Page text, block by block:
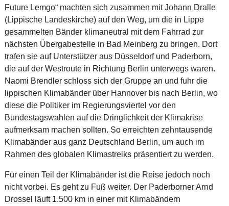
Future Lemgo“ machten sich zusammen mit Johann Dralle
(Lippische Landeskirche) auf den Weg, um die in Lippe
gesammelten Bänder klimaneutral mit dem Fahrrad zur
nächsten Übergabestelle in Bad Meinberg zu bringen. Dort
trafen sie auf Unterstützer aus Düsseldorf und Paderborn,
die auf der Westroute in Richtung Berlin unterwegs waren.
Naomi Brendler schloss sich der Gruppe an und fuhr die
lippischen Klimabänder über Hannover bis nach Berlin, wo
diese die Politiker im Regierungsviertel vor den
Bundestagswahlen auf die Dringlichkeit der Klimakrise
aufmerksam machen sollten. So erreichten zehntausende
Klimabänder aus ganz Deutschland Berlin, um auch im
Rahmen des globalen Klimastreiks präsentiert zu werden.
Für einen Teil der Klimabänder ist die Reise jedoch noch
nicht vorbei. Es geht zu Fuß weiter. Der Paderborner Arnd
Drossel läuft 1.500 km in einer mit Klimabändern